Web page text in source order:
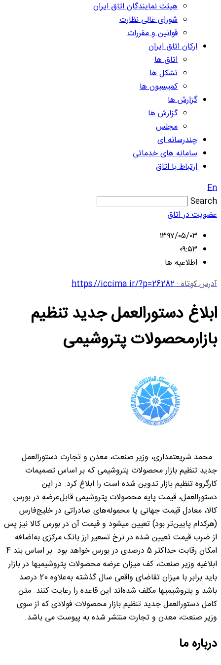
هیئت نمایندگان اتاق ایران
شورای عالی نظارت
قوانین و مقررات
ارکان اتاق ایران
اتاق ها
تشکل ها
کمیسیون ها
گزارش ها
گزارش ها
مجلس
چندرسانه ای
سامانه های خدماتی
ارتباط با اتاق
En
Search
عضویت در اتاق
۱۳۹۷/۰۵/۰۳
۰۹:۵۳
اطلاعیه ها
آدرس کوتاه :https://iccima.ir/?p=26282
ابلاغ دستورالعمل جدید تنظیم
بازارمحصولات پتروشیمی
محمد شریعتمداری، وزیر صنعت، معدن و تجارت دستورالعمل
جدید تنظیم بازار محصولات پتروشیمی که بر اساس تصمیمات
کارگروه تنظیم بازار تدوین شده است را ابلاغ کرد. در این
دستورالعمل، قیمت پایه محصولات پتروشیمی قابل‌عرضه در بورس
کالا، معادل قیمت جهانی یا محموله‌های صادراتی در خلیج‌فارس
(هرکدام پایین‌تر بود) تعیین میشود و قیمت آن در بورس کالا نیز پس
از ضرب قیمت تعیین شده در نرخ تسعیر ارز بانک مرکزی به‌اضافه
امکان رقابت حداکثر 5 درصدی در بورس خواهد بود. بر اساس بند 4
ابلاغیه وزیر صنعت، کف میزان عرضه محصولات پتروشیمیها در بازار
باید برابر با میزان تقاضای واقعی سال گذشته به‌علاوه 20 درصد
باشد و پتروشیمیها مکلف شده‌اند این قاعده را رعایت کنند. متن
کامل دستورالعمل جدید تنظیم بازار محصولات فولادی که از سوی
وزیر صنعت، معدن و تجارت منتشر شده به پیوست می باشد.
درباره ما